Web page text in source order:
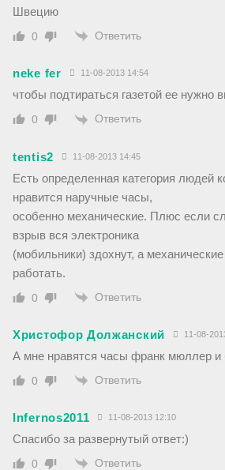
Швецию
0 Ответить
neke fer 11-08-2013 14:54
чтобы подтираться газетой ее нужно
0 Ответить
tentis2 11-08-2013 14:45
Есть определенная категория людей
нравится наручные часы,
особенно механические. Плюс если
взрыв вся электроника
(мобильники) здохнут, а
работать.
0 Ответить
Христофор Должанский 11-08-
А мне нравятся часы франк мюллер и
0 Ответить
Infernos2011 11-08-2013 12:10
Спасибо за развернутый ответ:)
0 Ответить